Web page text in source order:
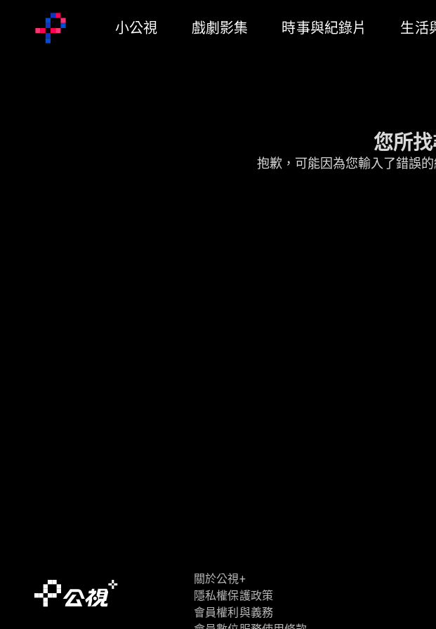
小公視 戲劇影集 時事與紀錄片 生活
您所
抱歉，可能因為您輸入了錯誤
關於公視+
隱私權保護政策
會員權利與義務